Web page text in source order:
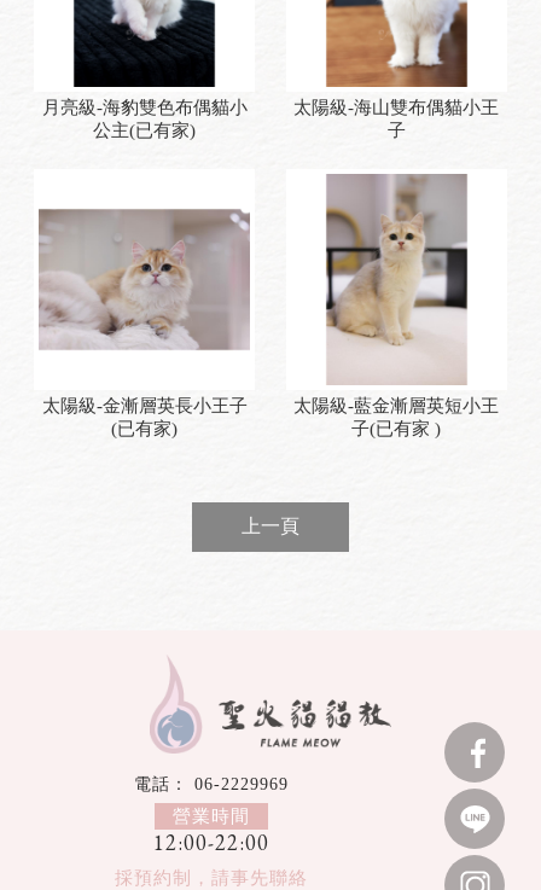
月亮級-海豹雙色布偶貓小
公主(已有家)
太陽級-海山雙布偶貓小王
子
太陽級-金漸層英長小王子
(已有家)
太陽級-藍金漸層英短小王
子(已有家 )
上一頁
06-2229969
12:00-22:00